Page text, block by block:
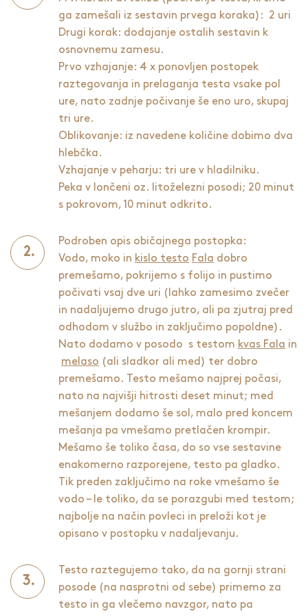
ga zamešali iz sestavin prvega koraka): 2 uri
Drugi korak: dodajanje ostalih sestavin k
osnovnemu zamesu.
Prvo vzhajanje: 4 x ponovljen postopek
raztegovanja in prelaganja testa vsake pol
ure, nato zadnje počivanje še eno uro, skupaj
tri ure.
Oblikovanje: iz navedene količine dobimo dva
hlebčka.
Vzhajanje v peharju: tri ure v hladilniku.
Peka v lončeni oz. litoželezni posodi; 20 minut
s pokrovom, 10 minut odkrito.
Podroben opis običajnega postopka:
Vodo, moko in kislo testo Fala dobro
premešamo, pokrijemo s folijo in pustimo
počivati vsaj dve uri (lahko zamesimo zvečer
in nadaljujemo drugo jutro, ali pa zjutraj pred
odhodom v službo in zaključimo popoldne).
Nato dodamo v posodo s testom kvas Fala in
melaso (ali sladkor ali med) ter dobro
premešamo. Testo mešamo najprej počasi,
nato na najvišji hitrosti deset minut; med
mešanjem dodamo še sol, malo pred koncem
mešanja pa vmešamo pretlačen krompir.
Mešamo še toliko časa, do so vse sestavine
enakomerno razporejene, testo pa gladko.
Tik preden zaključimo na roke vmešamo še
vodo – le toliko, da se porazgubi med testom;
najbolje na način povleci in preloži kot je
opisano v postopku v nadaljevanju.
Testo raztegujemo tako, da na gornji strani
posode (na nasprotni od sebe) primemo za
testo in ga vlečemo navzgor, nato pa